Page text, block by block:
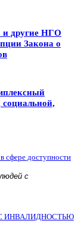
и другие НГО
Закона о
социальной,
сфере доступности
с
ИНВАЛИДНОСТЬЮ